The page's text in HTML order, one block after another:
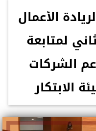
الأعمال
لمتابعة
الشركات
الابتكار